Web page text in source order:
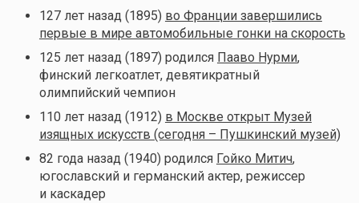
127 лет назад (1895) во Франции завершились
первые в мире автомобильные гонки на скорость
125 лет назад (1897) родился Пааво Нурми,
финский легкоатлет, девятикратный
олимпийский чемпион
110 лет назад (1912) в Москве открыт Музей
изящных искусств (сегодня – Пушкинский музей)
82 года назад (1940) родился Гойко Митич,
югославский и германский актер, режиссер
и каскадер